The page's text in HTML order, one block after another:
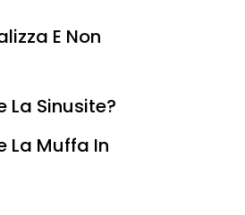
E Non
La Sinusite?
La Muffa In